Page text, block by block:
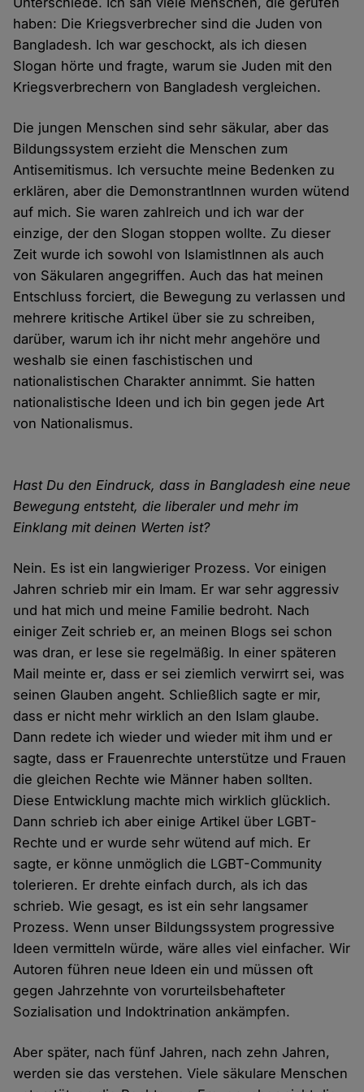
haben: Die Kriegsverbrecher sind die Juden von
Bangladesh. Ich war geschockt, als ich diesen
Slogan hörte und fragte, warum sie Juden mit den
Kriegsverbrechern von Bangladesh vergleichen.
Die jungen Menschen sind sehr säkular, aber das
Bildungssystem erzieht die Menschen zum
Antisemitismus. Ich versuchte meine Bedenken zu
erklären, aber die DemonstrantInnen wurden wütend
auf mich. Sie waren zahlreich und ich war der
einzige, der den Slogan stoppen wollte. Zu dieser
Zeit wurde ich sowohl von IslamistInnen als auch
von Säkularen angegriffen. Auch das hat meinen
Entschluss forciert, die Bewegung zu verlassen und
mehrere kritische Artikel über sie zu schreiben,
darüber, warum ich ihr nicht mehr angehöre und
weshalb sie einen faschistischen und
nationalistischen Charakter annimmt. Sie hatten
nationalistische Ideen und ich bin gegen jede Art
von Nationalismus.
Hast Du den Eindruck, dass in Bangladesh eine neue
Bewegung entsteht, die liberaler und mehr im
Einklang mit deinen Werten ist?
Nein. Es ist ein langwieriger Prozess. Vor einigen
Jahren schrieb mir ein Imam. Er war sehr aggressiv
und hat mich und meine Familie bedroht. Nach
einiger Zeit schrieb er, an meinen Blogs sei schon
was dran, er lese sie regelmäßig. In einer späteren
Mail meinte er, dass er sei ziemlich verwirrt sei, was
seinen Glauben angeht. Schließlich sagte er mir,
dass er nicht mehr wirklich an den Islam glaube.
Dann redete ich wieder und wieder mit ihm und er
sagte, dass er Frauenrechte unterstütze und Frauen
die gleichen Rechte wie Männer haben sollten.
Diese Entwicklung machte mich wirklich glücklich.
Dann schrieb ich aber einige Artikel über LGBT-
Rechte und er wurde sehr wütend auf mich. Er
sagte, er könne unmöglich die LGBT-Community
tolerieren. Er drehte einfach durch, als ich das
schrieb. Wie gesagt, es ist ein sehr langsamer
Prozess. Wenn unser Bildungssystem progressive
Ideen vermitteln würde, wäre alles viel einfacher. Wir
Autoren führen neue Ideen ein und müssen oft
gegen Jahrzehnte von vorurteilsbehafteter
Sozialisation und Indoktrination ankämpfen.
Aber später, nach fünf Jahren, nach zehn Jahren,
werden sie das verstehen. Viele säkulare Menschen